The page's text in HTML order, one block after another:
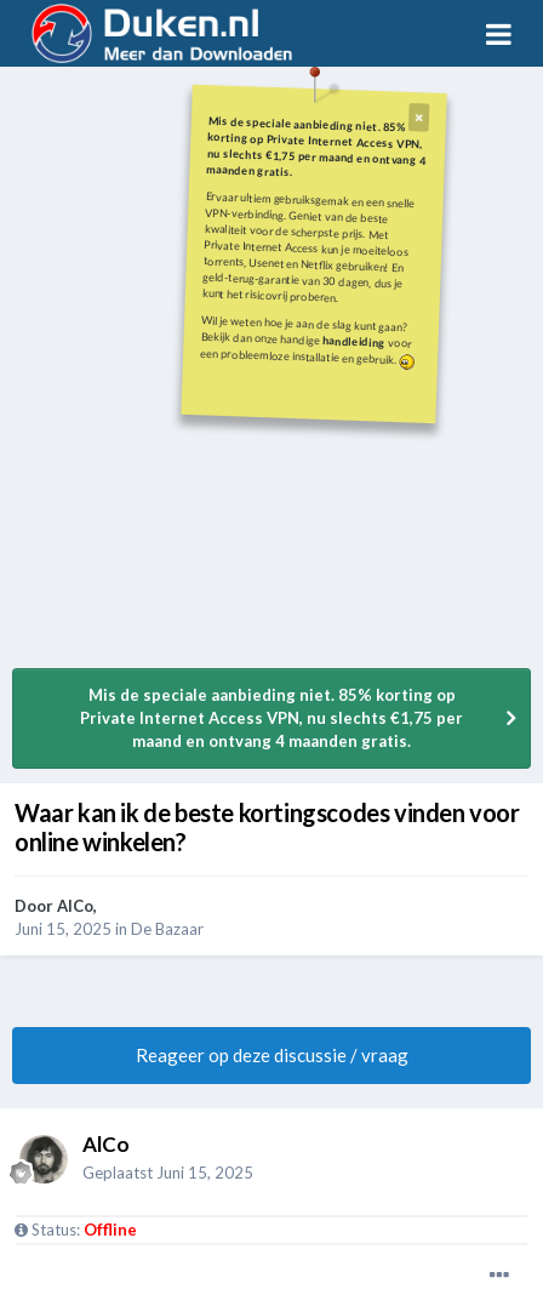
Mis de speciale aanbieding niet. 85%
korting op Private Internet Access VPN,
nu slechts €1,75 per maand en ontvang 4
maanden gratis.
Ervaar ultiem gebruiksgemak en een snelle
VPN-verbinding. Geniet van de beste
kwaliteit voor de scherpste prijs. Met
Private Internet Access kun je moeiteloos
torrents, Usenet en Netflix gebruiken! En
geld-terug-garantie van 30 dagen, dus je
kunt het risicovrij proberen.
Wil je weten hoe je aan de slag kunt gaan?
Bekijk dan onze handigehandleiding voor
een probleemloze installatie en gebruik.
Mis de speciale aanbieding niet. 85% korting op
Private Internet Access VPN, nu slechts €1,75 per
maand en ontvang 4 maanden gratis.
Waar kan ik de beste kortingscodes vinden voor
online winkelen?
DoorAlCo,
Juni 15, 2025 in De Bazaar
Reageer op deze discussie / vraag
AlCo
Geplaatst Juni 15, 2025
Status: Offline